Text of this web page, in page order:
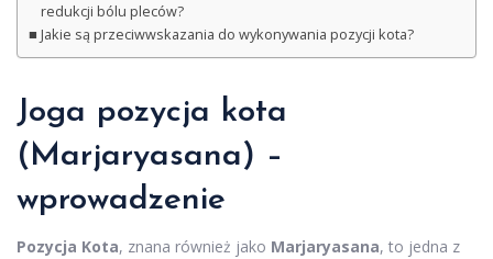
redukcji bólu pleców?
Jakie są przeciwwskazania do wykonywania pozycji kota?
Joga pozycja kota
(Marjaryasana) –
wprowadzenie
Pozycja Kota, znana również jako Marjaryasana, to jedna z